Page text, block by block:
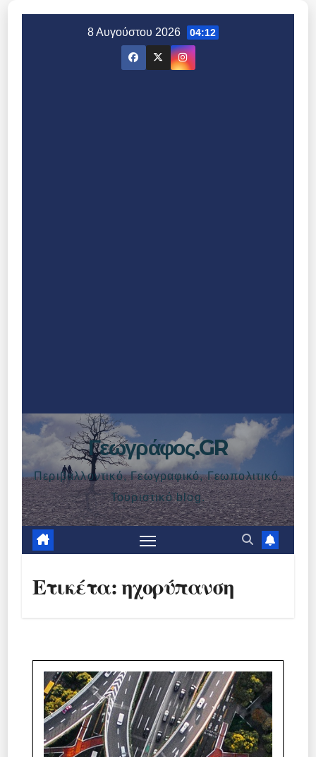
8 Αυγούστου 2026 04:12
Γεωγράφος.GR
Περιβαλλοντικό, Γεωγραφικό, Γεωπολιτικό,
Τουριστικό blog.
Ετικέτα:ηχορύπανση